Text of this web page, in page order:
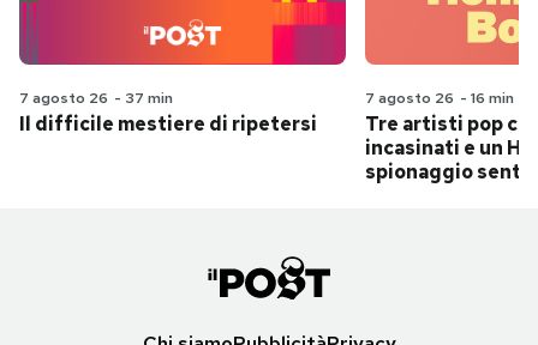
7 agosto 26 - 37 min
Il difficile mestiere di ripetersi
7 agosto 26 - 16 min
Tre artisti pop
incasinati e un
spionaggio